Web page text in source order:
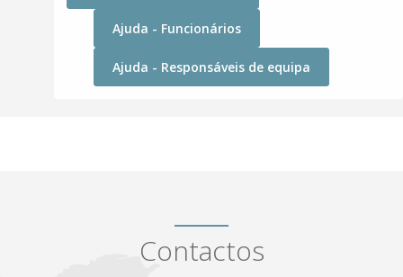
Ajuda - Funcionários
Ajuda - Responsáveis de equipa
Contactos